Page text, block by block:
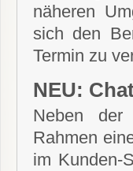
näheren
sich den
Termin zu
NEU:
Neben der
Rahmen
im Kunden-